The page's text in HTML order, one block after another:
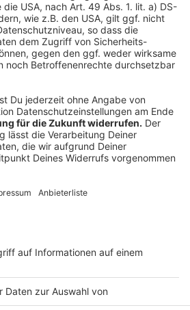
und neues Programm im Vorfeld
Keller hat ebenfalls ein
der Agenda